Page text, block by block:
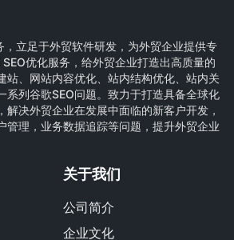
立足于外贸软件研发，为外贸企业提供专
优化服务，给外贸企业打造出高质量的
站、网站内容优化、站内结构优化、站内关
系列谷歌SEO问题。致力于打造具备全球化
解决外贸企业在发展中面临的新客户开发，
管理，业务数据追踪等问题，提升外贸企业
关于我们
公司简介
企业文化